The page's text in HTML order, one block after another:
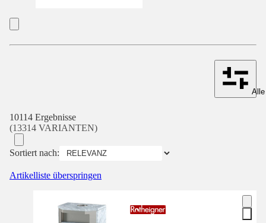
10114 Ergebnisse
(13314 VARIANTEN)
Sortiert nach:
Artikelliste überspringen